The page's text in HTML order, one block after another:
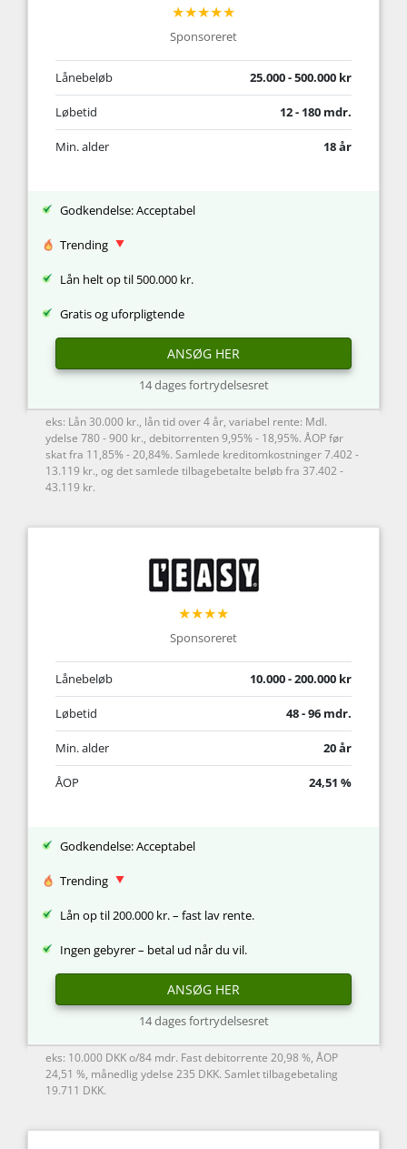
★★★★★
Sponsoreret
Lånebeløb 25.000 - 500.000 kr
Løbetid 12 - 180 mdr.
Min. alder 18 år
Godkendelse: Acceptabel
Trending
Lån helt op til 500.000 kr.
Gratis og uforpligtende
ANSØG HER
14 dages fortrydelsesret
eks: Lån 30.000 kr., lån tid over 4 år, variabel rente: Mdl.
ydelse 780 - 900 kr., debitorrenten 9,95% - 18,95%. ÅOP før
skat fra 11,85% - 20,84%. Samlede kreditomkostninger 7.402 -
13.119 kr., og det samlede tilbagebetalte beløb fra 37.402 -
43.119 kr.
★★★★
Sponsoreret
Lånebeløb 10.000 - 200.000 kr
Løbetid 48 - 96 mdr.
Min. alder 20 år
ÅOP 24,51 %
Godkendelse: Acceptabel
Trending
Lån op til 200.000 kr. – fast lav rente.
Ingen gebyrer – betal ud når du vil.
ANSØG HER
14 dages fortrydelsesret
eks: 10.000 DKK o/84 mdr. Fast debitorrente 20,98 %, ÅOP
24,51 %, månedlig ydelse 235 DKK. Samlet tilbagebetaling
19.711 DKK.